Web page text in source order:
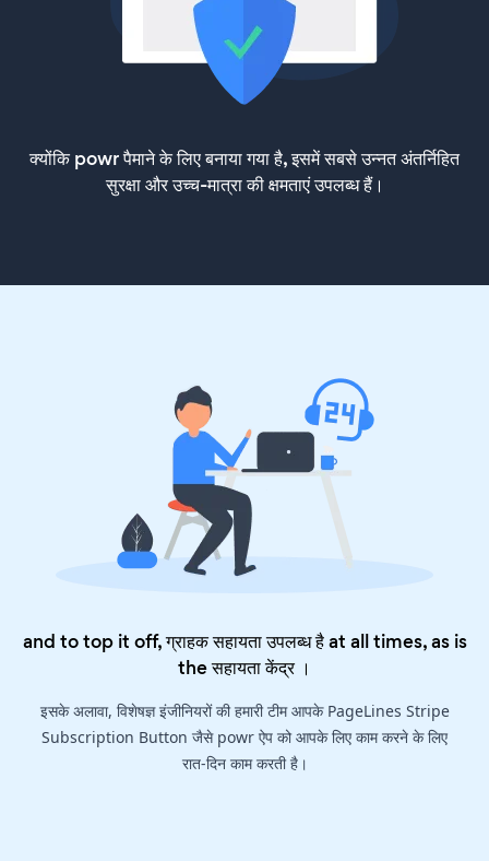
क्योंकि powr पैमाने के लिए बनाया गया है, इसमें सबसे उन्नत अंतर्निहित
सुरक्षा और उच्च-मात्रा की क्षमताएं उपलब्ध हैं।
and to top it off, ग्राहक सहायता उपलब्ध है at all times, as is
theसहायता केंद्र।
इसके अलावा, विशेषज्ञ इंजीनियरों की हमारी टीम आपके PageLines Stripe
Subscription Button जैसे powr ऐप को आपके लिए काम करने के लिए
रात-दिन काम करती है।